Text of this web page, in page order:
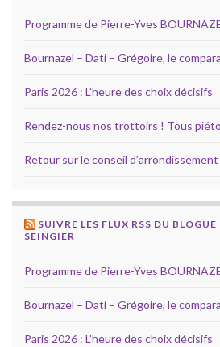
Programme de Pierre-Yves
Bournazel – Dati – Grégoire, le
Paris 2026 : L’heure des choix décisifs
Rendez-nous nos trottoirs ! Tous
Retour sur le conseil
SUIVRE LES FLUX RSS DU
SEINGIER
Programme de Pierre-Yves
Bournazel – Dati – Grégoire, le
Paris 2026 : L’heure des choix décisifs